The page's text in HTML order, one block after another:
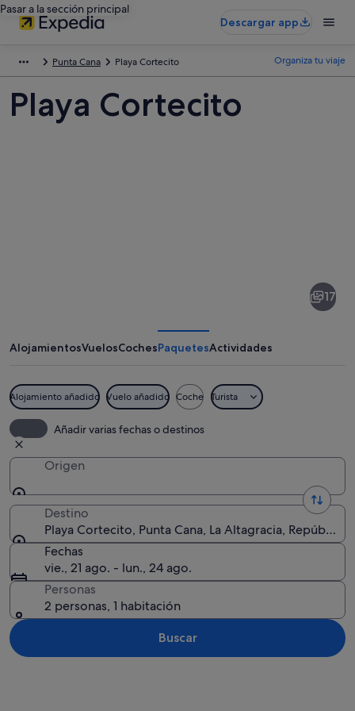
Pasar a la sección principal
Descargar app
Punta Cana Playa Cortecito Organiza tu viaje
Playa Cortecito
17
AlojamientosVuelosCochesPaquetesActividades
Alojamiento añadido Vuelo añadido Coche Turista
Añadir varias fechas o destinos
Origen
Destino
Playa Cortecito, Punta Cana, La Altagracia, República
Fechas
vie., 21 ago. - lun., 24 ago.
Personas
2 personas, 1 habitación
Buscar